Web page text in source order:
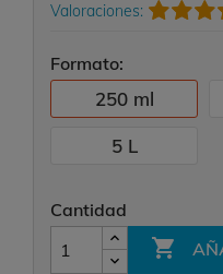
Valoraciones:
Formato:
250 ml
5 L
Cantidad
